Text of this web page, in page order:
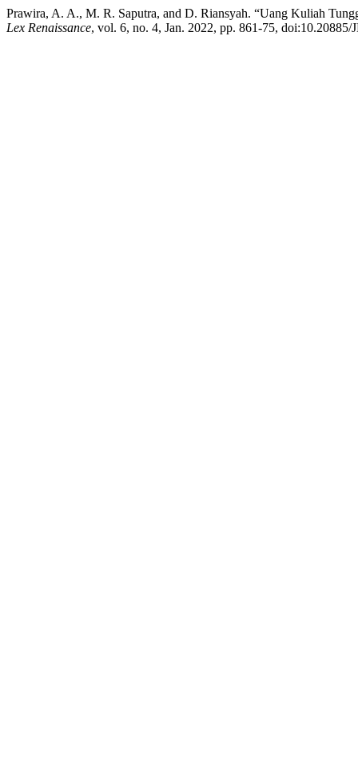
Prawira, A. A., M. R. Saputra, and D. Riansyah. “Uang Kuliah
Lex Renaissance, vol. 6, no. 4, Jan. 2022, pp. 861-75, doi:10.20885/